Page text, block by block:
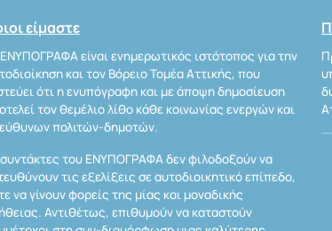
είμαστε
είναι ενημερωτικός ιστότοπος για την
και τον Βόρειο Τομέα Αττικής, που
ότι η ενυπόγραφη και με άποψη δημοσίευση
τον θεμέλιο λίθο κάθε κοινωνίας ενεργών και
πολιτών-δημοτών.
του ΕΝΥΠΟΓΡΑΦΑ δεν φιλοδοξούν να
τις εξελίξεις σε αυτοδιοικητικό επίπεδο,
να γίνουν φορείς της μίας και μοναδικής
Αντιθέτως, επιθυμούν να καταστούν